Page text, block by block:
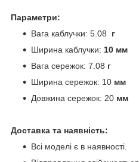
Параметри:
Вага каблучки: 5.08 г
Ширина каблучки: 10 мм
Вага сережок: 7.08 г
Ширина сережок: 10 мм
Довжина сережок: 20 мм
Доставка та наявність:
Всі моделі є в наявності.